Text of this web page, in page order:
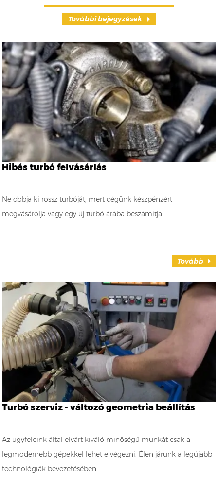
További bejegyzések
Hibás turbó felvásárlás
Ne dobja ki rossz turbóját, mert cégünk készpénzért
megvásárolja vagy egy új turbó árába beszámítja!
Tovább
Turbó szerviz - változó geometria beállítás
Az ügyfeleink által elvárt kiváló minőségű munkát csak a
legmodernebb gépekkel lehet elvégezni. Élen járunk a legújabb
technológiák bevezetésében!